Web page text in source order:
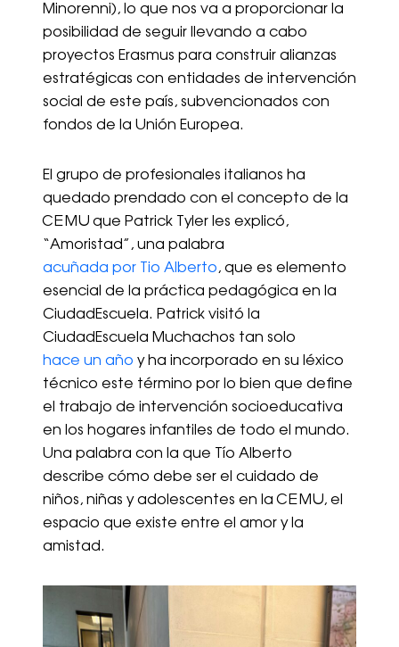
Minorenni), lo que nos va a proporcionar la
posibilidad de seguir llevando a cabo
proyectos Erasmus para construir alianzas
estratégicas con entidades de intervención
social de este país, subvencionados con
fondos de la Unión Europea.
El grupo de profesionales italianos ha
quedado prendado con el concepto de la
CEMU que Patrick Tyler les explicó,
“Amoristad”, una palabra
acuñada por Tio Alberto, que es elemento
esencial de la práctica pedagógica en la
CiudadEscuela. Patrick visitó la
CiudadEscuela Muchachos tan solo
hace un año y ha incorporado en su léxico
técnico este término por lo bien que define
el trabajo de intervención socioeducativa
en los hogares infantiles de todo el mundo.
Una palabra con la que Tío Alberto
describe cómo debe ser el cuidado de
niños, niñas y adolescentes en la CEMU, el
espacio que existe entre el amor y la
amistad.